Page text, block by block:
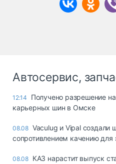
Автосервис,
12:14
Получено разрешение
карьерных шин в Омске
08.08 Vaculug и Vipal создали
сопротивлением качению для
08.08 КАЗ нарастит выпуск